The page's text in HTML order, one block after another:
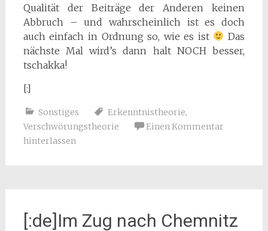
Qualität der Beiträge der Anderen keinen
Abbruch – und wahrscheinlich ist es doch
auch einfach in Ordnung so, wie es ist
Das
nächste Mal wird’s dann halt NOCH besser,
tschakka!
[:]
Sonstiges Erkenntnistheorie,
Verschwörungstheorie
Einen Kommentar
hinterlassen
[:de]Im Zug nach Chemnitz